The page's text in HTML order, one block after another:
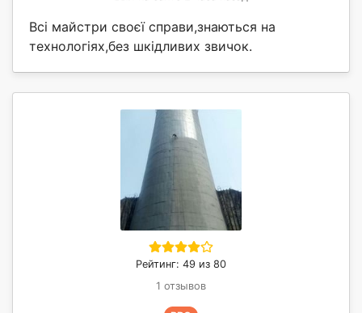
Всі майстри своєї справи,знаються на
технологіях,без шкідливих звичок.
Рейтинг: 49 из 80
1 отзывов